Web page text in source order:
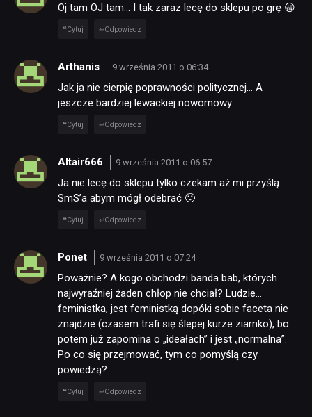
Oj tam OJ tam… I tak zaraz lecę do sklepu po grę 😀
Cytuj Odpowiedz
Arthanis 9 września 2011 o 06:34
Jak ja nie cierpię poprawności politycznej… A
jeszcze bardziej lewackiej nowomowy.
Cytuj Odpowiedz
Altair666 9 września 2011 o 06:57
Ja nie lecę do sklepu tylko czekam aż mi przyślą
SmS’a abym mógł odebrać 🙂
Cytuj Odpowiedz
Ponet 9 września 2011 o 07:24
Poważnie? A kogo obchodzi banda bab, których
najwyraźniej żaden chłop nie chciał? Ludzie…
feministka, jest feministką dopóki sobie faceta nie
znajdzie (czasem trafi się ślepej kurze ziarnko), bo
potem już zapomina o „ideałach” i jest „normalna”.
Po co się przejmować, tym co pomyślą czy
powiedzą?
Cytuj Odpowiedz